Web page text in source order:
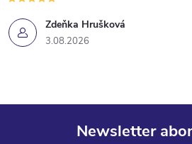
Zdeňka Hrušková
3.08.2026
Newsletter